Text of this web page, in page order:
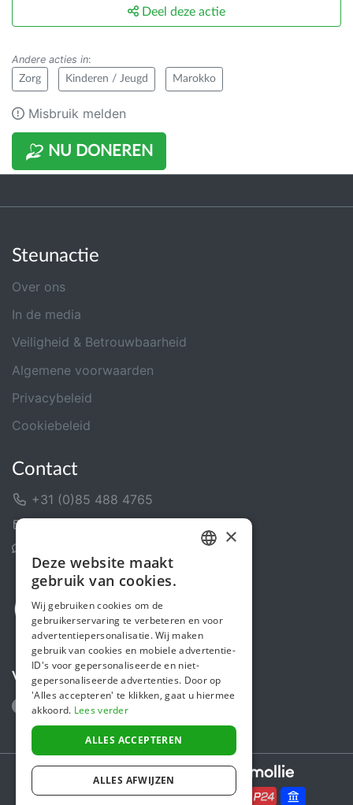
NU DONEREN
Deel deze actie
Andere acties in:
Zorg Kinderen / Jeugd Marokko
Misbruik melden
Steunactie
Over ons
In de media
Veiligheid & Betrouwbaarheid
Algemene voorwaarden
Privacybeleid
Cookiebeleid
Contact
+31 (0)85 488 4765
Volg ons
Secure payments powered by
ENGLISH
×
Deze website maakt
gebruik van cookies.
Wij gebruiken cookies om de
gebruikerservaring te verbeteren en voor
advertentiepersonalisatie. Wij maken
gebruik van cookies en mobiele advertentie-
ID's voor gepersonaliseerde en niet-
gepersonaliseerde advertenties. Door op
'Alles accepteren' te klikken, gaat u hiermee
akkoord. Lees verder
ALLES ACCEPTEREN
ALLES AFWIJZEN